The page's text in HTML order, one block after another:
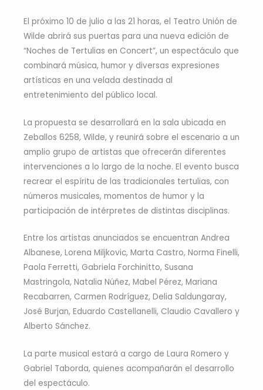
El próximo 10 de julio a las 21 horas, el Teatro Unión de
Wilde abrirá sus puertas para una nueva edición de
“Noches de Tertulias en Concert”, un espectáculo que
combinará música, humor y diversas expresiones
artísticas en una velada destinada al
entretenimiento del público local.
La propuesta se desarrollará en la sala ubicada en
Zeballos 6258, Wilde, y reunirá sobre el escenario a un
amplio grupo de artistas que ofrecerán diferentes
intervenciones a lo largo de la noche. El evento busca
recrear el espíritu de las tradicionales tertulias, con
números musicales, momentos de humor y la
participación de intérpretes de distintas disciplinas.
Entre los artistas anunciados se encuentran Andrea
Albanese, Lorena Miljkovic, Marta Castro, Norma Finelli,
Paola Ferretti, Gabriela Forchinitto, Susana
Mastringola, Natalia Núñez, Mabel Pérez, Mariana
Recabarren, Carmen Rodríguez, Delia Saldungaray,
José Burjan, Eduardo Castellanelli, Claudio Cavallero y
Alberto Sánchez.
La parte musical estará a cargo de Laura Romero y
Gabriel Taborda, quienes acompañarán el desarrollo
del espectáculo.